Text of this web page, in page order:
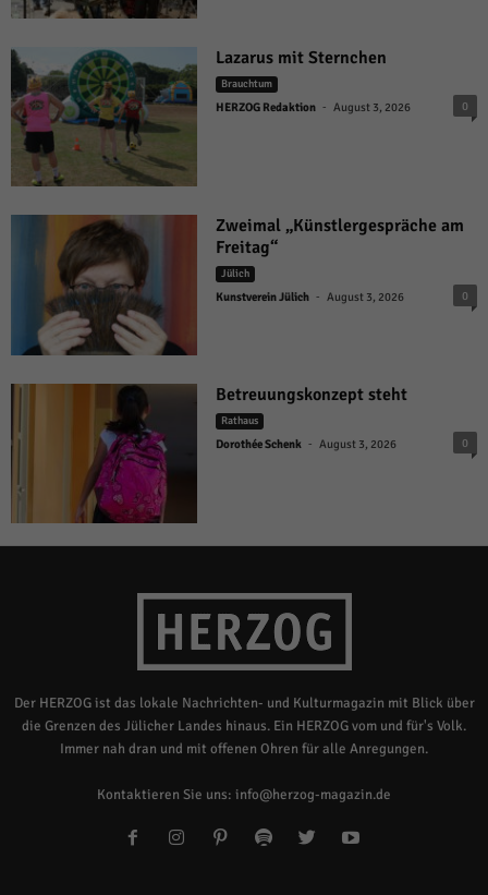
Lazarus mit Sternchen
Brauchtum
HERZOG Redaktion - August 3, 2026 0
Zweimal „Künstlergespräche am
Freitag“
Jülich
Kunstverein Jülich - August 3, 2026 0
Betreuungskonzept steht
Rathaus
Dorothée Schenk - August 3, 2026 0
Der HERZOG ist das lokale Nachrichten- und Kulturmagazin mit Blick über
die Grenzen des Jülicher Landes hinaus. Ein HERZOG vom und für's Volk.
Immer nah dran und mit offenen Ohren für alle Anregungen.
Kontaktieren Sie uns: info@herzog-magazin.de